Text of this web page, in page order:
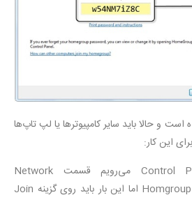
و حالا باید سایر کامپیوترها یا لپ تاپ‌ها
این کار:
دوباره به قسمت Control Panel می‌رویم قسمت Network
and Sharing بعد قسمت Homgroup اما این بار باید روی گزینه Join